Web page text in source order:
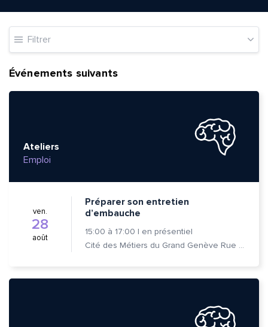
Filtrer
Événements suivants
Ateliers
Emploi
ven.
28
août
Préparer son entretien
d’embauche
15:00 à 17:00 | en présentiel
Cité des Métiers du Grand Genève Rue Prévost-Martin 6 1205 Genève